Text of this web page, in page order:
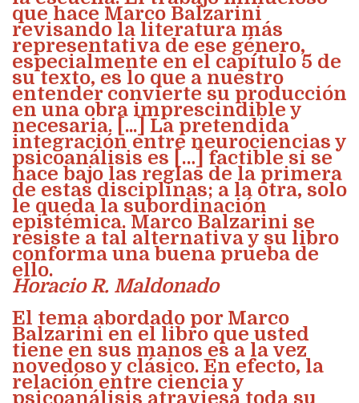
que hace Marco Balzarini
revisando la literatura más
representativa de ese género,
especialmente en el capítulo 5 de
su texto, es lo que a nuestro
entender convierte su producción
en una obra imprescindible y
necesaria. [...] La pretendida
integración entre neurociencias y
psicoanálisis es […] factible si se
hace bajo las reglas de la primera
de estas disciplinas; a la otra, solo
le queda la subordinación
epistémica. Marco Balzarini se
resiste a tal alternativa y su libro
conforma una buena prueba de
ello.
Horacio R. Maldonado
El tema abordado por Marco
Balzarini en el libro que usted
tiene en sus manos es a la vez
novedoso y clásico. En efecto, la
relación entre ciencia y
psicoanálisis atraviesa toda su